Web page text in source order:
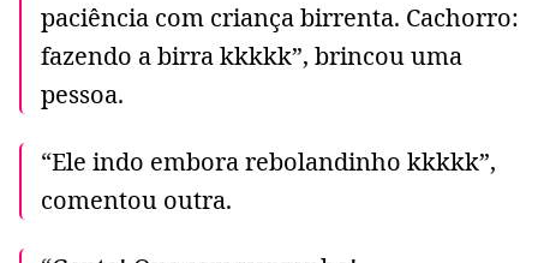
paciência com criança birrenta. Cachorro:
fazendo a birra kkkkk”, brincou uma
pessoa.
“Ele indo embora rebolandinho kkkkk”,
comentou outra.